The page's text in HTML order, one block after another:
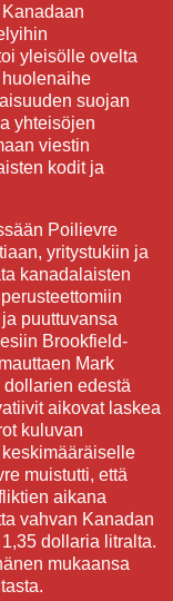
yleisölle ovelta
suojan
yhteisöjen
viestin
kodit ja
Poilievre
yritystukiin ja
kanadalaisten
puuttuvansa
Brookfield-
Mark
edestä
aikovat laskea
kuluvan
muistutti, että
aikana
vahvan Kanadan
dollaria litralta.
mukaansa